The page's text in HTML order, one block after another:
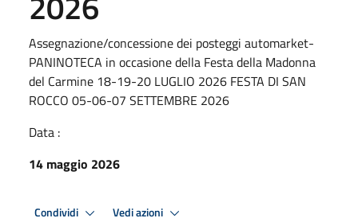
Assegnazione/concessione dei posteggi automarket-
PANINOTECA in occasione della Festa della Madonna
del Carmine 18-19-20 LUGLIO 2026 FESTA DI SAN
ROCCO 05-06-07 SETTEMBRE 2026
Data :
14 maggio 2026
Condividi Vedi azioni